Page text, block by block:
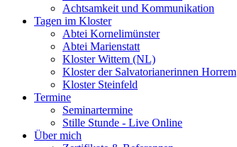
Achtsamkeit und Kommunikation
Tagen im Kloster
Abtei Kornelimünster
Abtei Marienstatt
Kloster Wittem (NL)
Kloster der Salvatorianerinnen Horrem
Kloster Steinfeld
Termine
Seminartermine
Stille Stunde - Live Online
Über mich